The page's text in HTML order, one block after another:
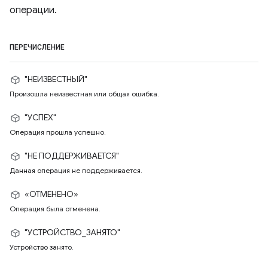
операции.
ПЕРЕЧИСЛЕНИЕ
"НЕИЗВЕСТНЫЙ"
Произошла неизвестная или общая ошибка.
"УСПЕХ"
Операция прошла успешно.
"НЕ ПОДДЕРЖИВАЕТСЯ"
Данная операция не поддерживается.
«ОТМЕНЕНО»
Операция была отменена.
"УСТРОЙСТВО_ЗАНЯТО"
Устройство занято.